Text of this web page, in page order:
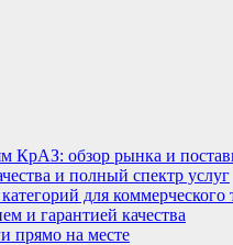
КрАЗ: обзор рынка и
и полный спектр услуг
для коммерческого
и гарантией качества
прямо на месте